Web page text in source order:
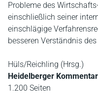
Probleme des
einschließlich seiner
einschlägige
besseren Verständnis
Hüls/Reichling (Hrsg.)
Heidelberger
1.200 Seiten